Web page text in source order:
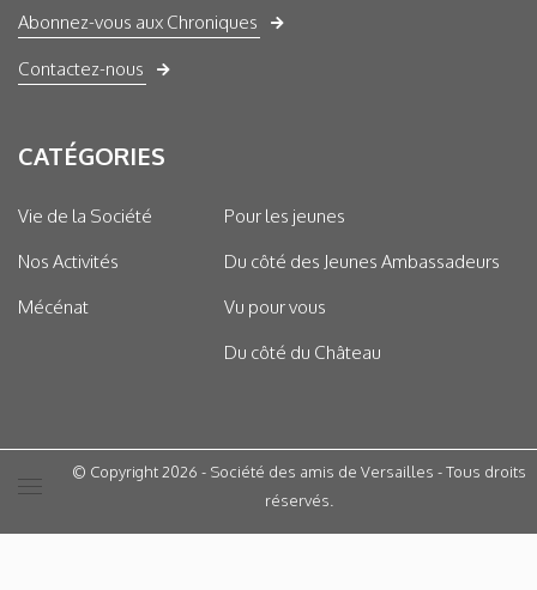
Abonnez-vous aux Chroniques
Contactez-nous
CATÉGORIES
Vie de la Société
Nos Activités
Mécénat
Pour les jeunes
Du côté des Jeunes Ambassadeurs
Vu pour vous
Du côté du Château
© Copyright 2026 - Société des amis de Versailles - Tous droits
réservés.